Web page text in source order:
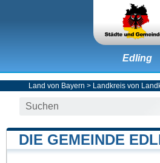
Edling
Land von Bayern > Landkreis von
DIE GEMEINDE